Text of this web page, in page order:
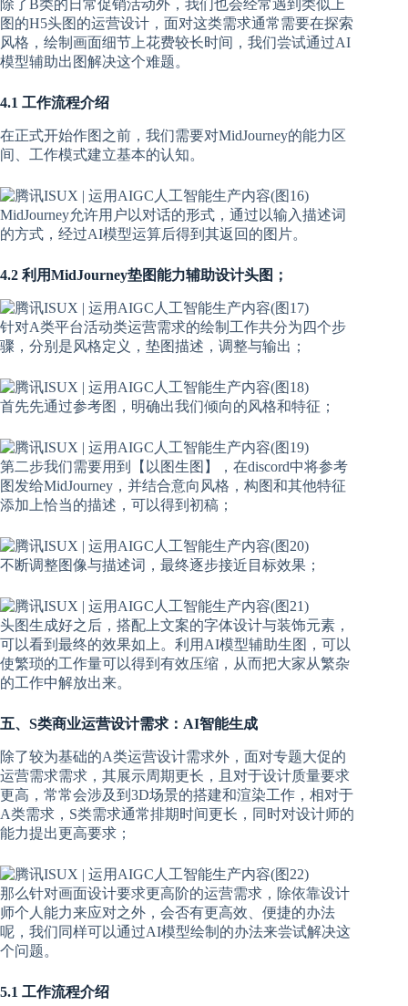
除了B类的日常促销活动外，我们也会经常遇到类似上
图的H5头图的运营设计，面对这类需求通常需要在探索
风格，绘制画面细节上花费较长时间，我们尝试通过AI
模型辅助出图解决这个难题。
4.1 工作流程介绍
在正式开始作图之前，我们需要对MidJourney的能力区
间、工作模式建立基本的认知。
MidJourney允许用户以对话的形式，通过以输入描述词
的方式，经过AI模型运算后得到其返回的图片。
4.2 利用MidJourney垫图能力辅助设计头图；
针对A类平台活动类运营需求的绘制工作共分为四个步
骤，分别是风格定义，垫图描述，调整与输出；
首先先通过参考图，明确出我们倾向的风格和特征；
第二步我们需要用到【以图生图】，在discord中将参考
图发给MidJourney，并结合意向风格，构图和其他特征
添加上恰当的描述，可以得到初稿；
不断调整图像与描述词，最终逐步接近目标效果；
头图生成好之后，搭配上文案的字体设计与装饰元素，
可以看到最终的效果如上。利用AI模型辅助生图，可以
使繁琐的工作量可以得到有效压缩，从而把大家从繁杂
的工作中解放出来。
五、S类商业运营设计需求：AI智能生成
除了较为基础的A类运营设计需求外，面对专题大促的
运营需求需求，其展示周期更长，且对于设计质量要求
更高，常常会涉及到3D场景的搭建和渲染工作，相对于
A类需求，S类需求通常排期时间更长，同时对设计师的
能力提出更高要求；
那么针对画面设计要求更高阶的运营需求，除依靠设计
师个人能力来应对之外，会否有更高效、便捷的办法
呢，我们同样可以通过AI模型绘制的办法来尝试解决这
个问题。
5.1 工作流程介绍